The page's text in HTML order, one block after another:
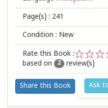
Page(s) : 241
Condition : New
Rate this Book :
2
1
based on
2 review(s)
Share this Book Ask